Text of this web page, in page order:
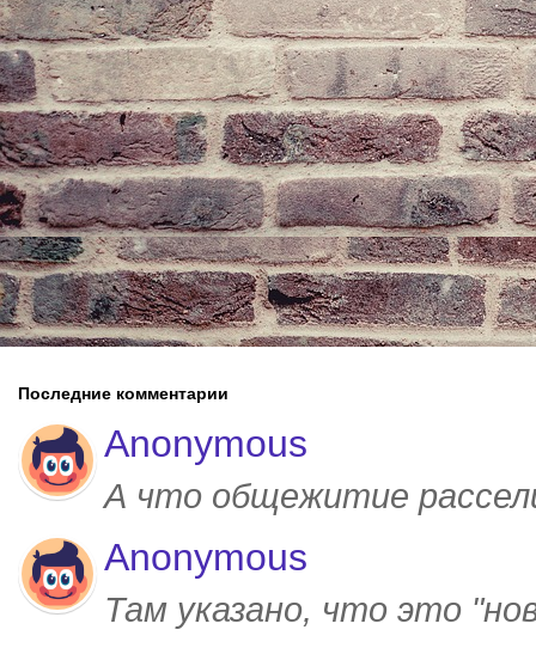
Последние комментарии
Anonymous
А что общежитие
Anonymous
Там указано, что это